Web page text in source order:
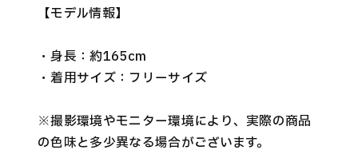
【モデル情報】
・身長：約165cm
・着用サイズ：フリーサイズ
※撮影環境やモニター環境により、実際の商品
の色味と多少異なる場合がございます。